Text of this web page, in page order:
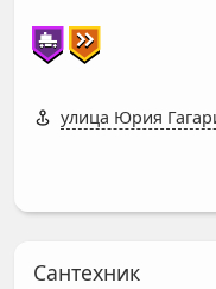
улица Юрия
Сантехник